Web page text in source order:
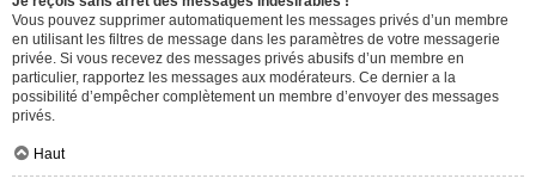
Vous pouvez supprimer automatiquement les messages privés d’un membre
en utilisant les filtres de message dans les paramètres de votre messagerie
privée. Si vous recevez des messages privés abusifs d’un membre en
particulier, rapportez les messages aux modérateurs. Ce dernier a la
possibilité d’empêcher complètement un membre d’envoyer des messages
privés.
Haut